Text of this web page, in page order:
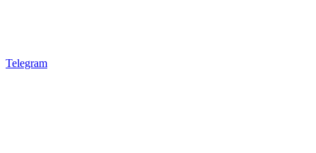
Telegram